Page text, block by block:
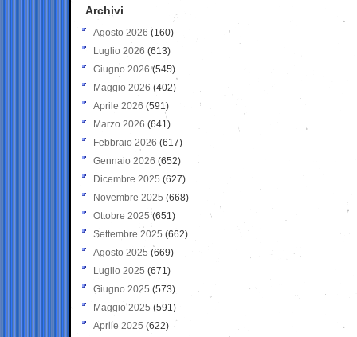
Archivi
Agosto 2026 (160)
Luglio 2026 (613)
Giugno 2026 (545)
Maggio 2026 (402)
Aprile 2026 (591)
Marzo 2026 (641)
Febbraio 2026 (617)
Gennaio 2026 (652)
Dicembre 2025 (627)
Novembre 2025 (668)
Ottobre 2025 (651)
Settembre 2025 (662)
Agosto 2025 (669)
Luglio 2025 (671)
Giugno 2025 (573)
Maggio 2025 (591)
Aprile 2025 (622)